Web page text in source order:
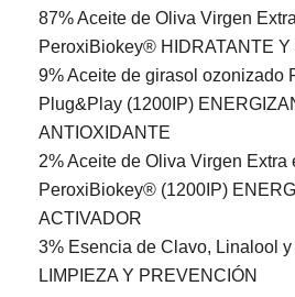
87% Aceite de Oliva Virgen
PeroxiBiokey® HIDRATANTE
9% Aceite de girasol ozonizado
Plug&Play (1200IP)
ANTIOXIDANTE
2% Aceite de Oliva Virgen
PeroxiBiokey® (1200IP)
ACTIVADOR
3% Esencia de Clavo, Linalool y
LIMPIEZA Y PREVENCIÓN